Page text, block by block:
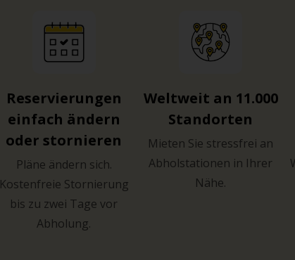
Reservierungen
einfach ändern
oder stornieren
Pläne ändern sich.
Kostenfreie Stornierung
bis zu zwei Tage vor
Abholung.
Weltweit an 11.000
Standorten
Mieten Sie stressfrei an
Abholstationen in Ihrer
Nähe.